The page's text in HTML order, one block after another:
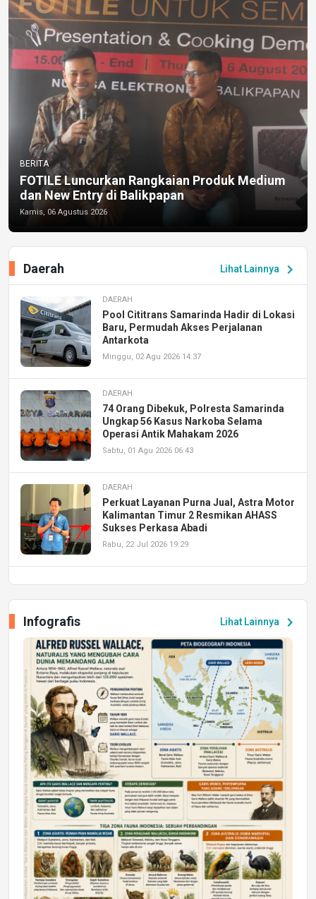
BERITA
FOTILE Luncurkan Rangkaian Produk Medium
dan New Entry di Balikpapan
Kamis, 06 Agustus 2026
Lihat Lainnya chevron_right
Daerah
DAERAH
Pool Cititrans Samarinda Hadir di Lokasi
Baru, Permudah Akses Perjalanan
Antarkota
Minggu, 02 Agu 2026 14:37
DAERAH
74 Orang Dibekuk, Polresta Samarinda
Ungkap 56 Kasus Narkoba Selama
Operasi Antik Mahakam 2026
Sabtu, 01 Agu 2026 06:43
DAERAH
Perkuat Layanan Purna Jual, Astra Motor
Kalimantan Timur 2 Resmikan AHASS
Sukses Perkasa Abadi
Rabu, 22 Jul 2026 19:29
Peluang Kerja dan Magang
Jumat, 17 Jul 2026 22:30
DAERAH
Astra Motor Kalimantan Timur 2 Dukung
Mahasiswa Samarinda dalam Astra
Honda SDGs Future Leaders 2026
Jumat, 10 Jul 2026 19:01
Lihat Lainnya chevron_right
Infografis